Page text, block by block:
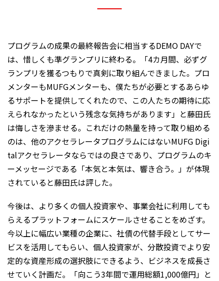
プログラムの成果の最終報告会に相当するDEMO DAYで
は、惜しくも準グランプリに終わる。「4カ月間、必ずグ
ランプリを獲るつもりで真剣に取り組んできました。プロ
メンターもMUFGメンターも、僕たちが必要とするあらゆ
るサポートを提供してくれたので、この人たちの期待に応
えられなかったという残念な気持ちがあります」と藤田氏
は悔しさを滲ませる。これだけの熱量を持って取り組める
のは、他のアクセラレータプログラムにはないMUFG Digi
talアクセラレータならではの良さであり、プログラムのキ
ーメッセージである「本気と本気は、響き合う。」が体現
されていると藤田氏は評した。
今後は、より多くの個人投資家や、事業会社に利用しても
らえるプラットフォームにスケールさせることをめざす。
今以上に幅広い業種の企業に、社債の代替手段としてサー
ビスを活用してもらい、個人投資家が、分散投資でより安
定的な資産形成の選択肢にできるよう、ビジネスを成長さ
せていく計画だ。「向こう3年間で運用総額1,000億円」と